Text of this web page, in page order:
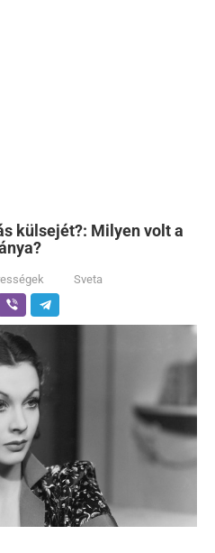
külsejét?: Milyen volt a
Sveta